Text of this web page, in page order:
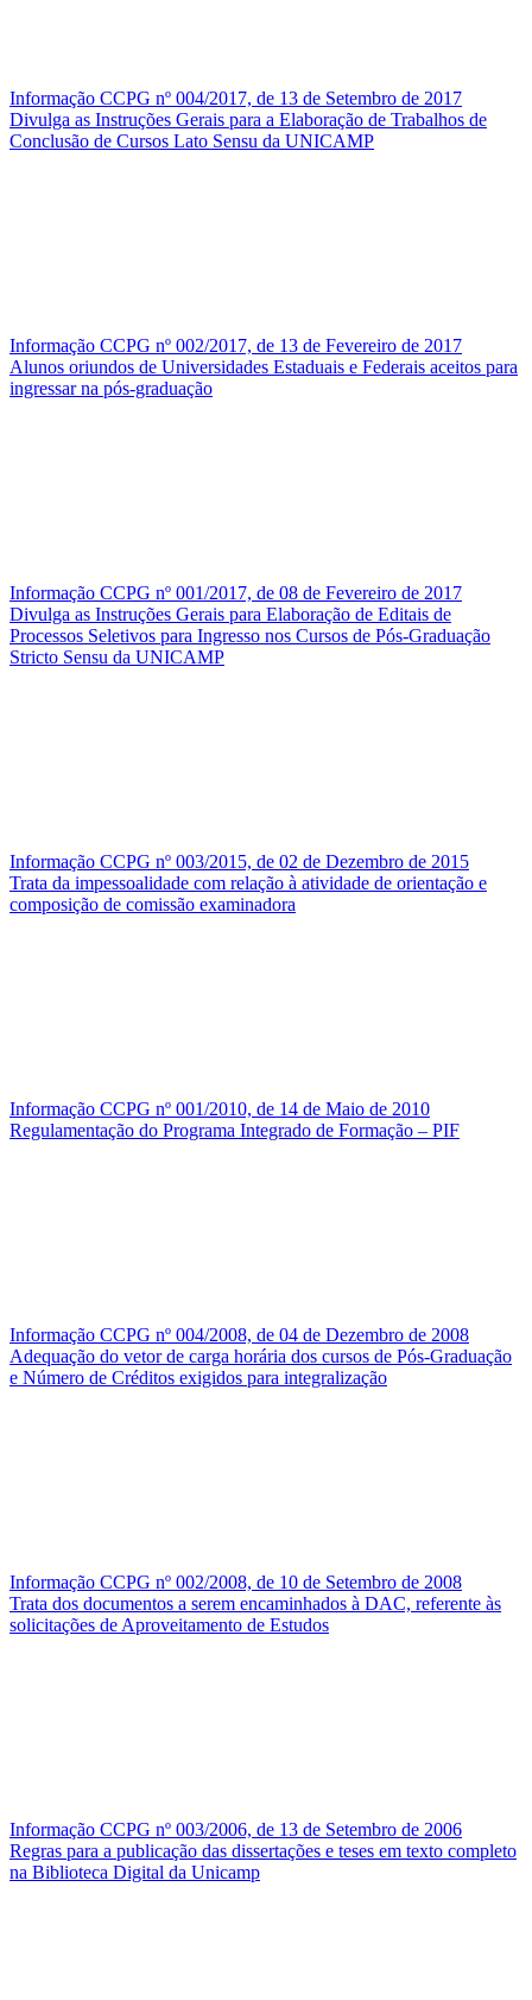
Informação CCPG nº 004/2017, de 13 de Setembro de 2017
Divulga as Instruções Gerais para a Elaboração de Trabalhos de
Conclusão de Cursos Lato Sensu da UNICAMP
Informação CCPG nº 002/2017, de 13 de Fevereiro de 2017
Alunos oriundos de Universidades Estaduais e Federais aceitos para
ingressar na pós-graduação
Informação CCPG nº 001/2017, de 08 de Fevereiro de 2017
Divulga as Instruções Gerais para Elaboração de Editais de
Processos Seletivos para Ingresso nos Cursos de Pós-Graduação
Stricto Sensu da UNICAMP
Informação CCPG nº 003/2015, de 02 de Dezembro de 2015
Trata da impessoalidade com relação à atividade de orientação e
composição de comissão examinadora
Informação CCPG nº 001/2010, de 14 de Maio de 2010
Regulamentação do Programa Integrado de Formação – PIF
Informação CCPG nº 004/2008, de 04 de Dezembro de 2008
Adequação do vetor de carga horária dos cursos de Pós-Graduação
e Número de Créditos exigidos para integralização
Informação CCPG nº 002/2008, de 10 de Setembro de 2008
Trata dos documentos a serem encaminhados à DAC, referente às
solicitações de Aproveitamento de Estudos
Informação CCPG nº 003/2006, de 13 de Setembro de 2006
Regras para a publicação das dissertações e teses em texto completo
na Biblioteca Digital da Unicamp